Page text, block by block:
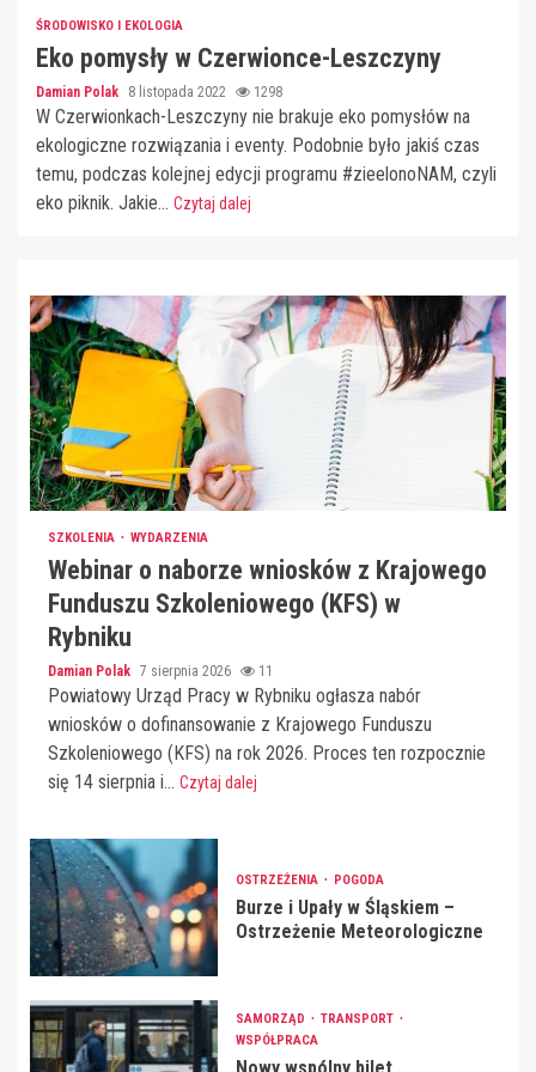
ŚRODOWISKO I EKOLOGIA
Eko pomysły w Czerwionce-Leszczyny
Damian Polak 8 listopada 2022 1298
W Czerwionkach-Leszczyny nie brakuje eko pomysłów na
ekologiczne rozwiązania i eventy. Podobnie było jakiś czas
temu, podczas kolejnej edycji programu #zieelonoNAM, czyli
eko piknik. Jakie... Czytaj dalej
SZKOLENIA WYDARZENIA
Webinar o naborze wniosków z Krajowego
Funduszu Szkoleniowego (KFS) w
Rybniku
Damian Polak 7 sierpnia 2026 11
Powiatowy Urząd Pracy w Rybniku ogłasza nabór
wniosków o dofinansowanie z Krajowego Funduszu
Szkoleniowego (KFS) na rok 2026. Proces ten rozpocznie
się 14 sierpnia i... Czytaj dalej
OSTRZEŻENIA POGODA
Burze i Upały w Śląskiem –
Ostrzeżenie Meteorologiczne
SAMORZĄD
TRANSPORT
WSPÓŁPRACA